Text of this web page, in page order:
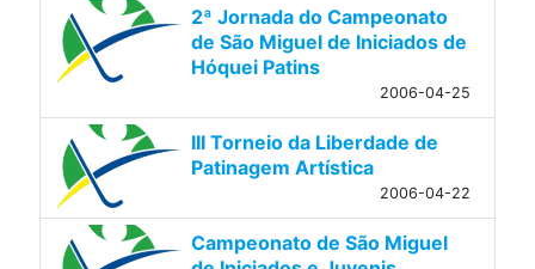
2ª Jornada do Campeonato
de São Miguel de Iniciados de
Hóquei Patins
2006-04-25
III Torneio da Liberdade de
Patinagem Artística
2006-04-22
Campeonato de São Miguel